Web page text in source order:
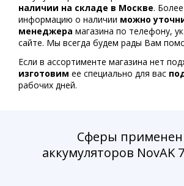
наличии на складе в Москве.
информацию о наличии можно
менеджера магазина по телефону,
сайте. Мы всегда будем рады Вам
Если в ассортименте магазина нет
изготовим ее специально для вас
рабочих дней.
Сферы
аккумуляторов NovAK